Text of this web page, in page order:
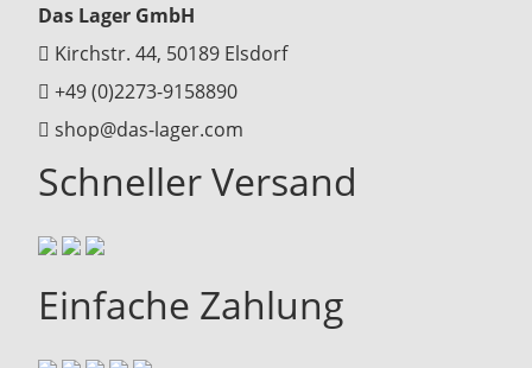
Das Lager GmbH
Kirchstr. 44, 50189 Elsdorf
+49 (0)2273-9158890
shop@das-lager.com
Schneller Versand
Einfache Zahlung